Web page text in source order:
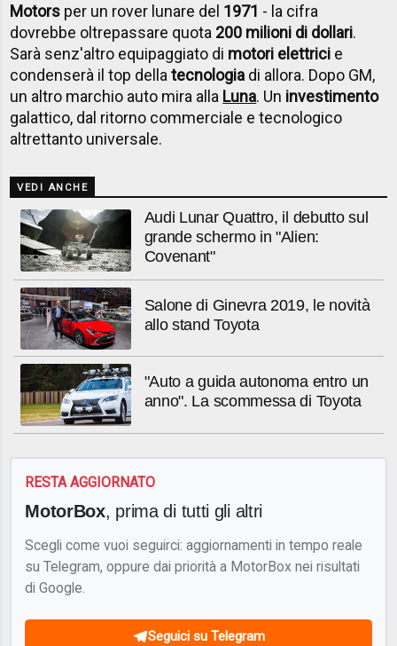
Motors per un rover lunare del 1971 - la cifra
dovrebbe oltrepassare quota 200 milioni di dollari.
Sarà senz'altro equipaggiato di motori elettrici e
condenserà il top dellatecnologia di allora. Dopo GM,
un altro marchio auto mira alla Luna. Un investimento
galattico, dal ritorno commerciale e tecnologico
altrettanto universale.
VEDI ANCHE
Audi Lunar Quattro, il debutto sul
grande schermo in "Alien:
Covenant"
Salone di Ginevra 2019, le novità
allo stand Toyota
"Auto a guida autonoma entro un
anno". La scommessa di Toyota
RESTA AGGIORNATO
MotorBox, prima di tutti gli altri
Scegli come vuoi seguirci: aggiornamenti in tempo reale
su Telegram, oppure dai priorità a MotorBox nei risultati
di Google.
Seguici su Telegram